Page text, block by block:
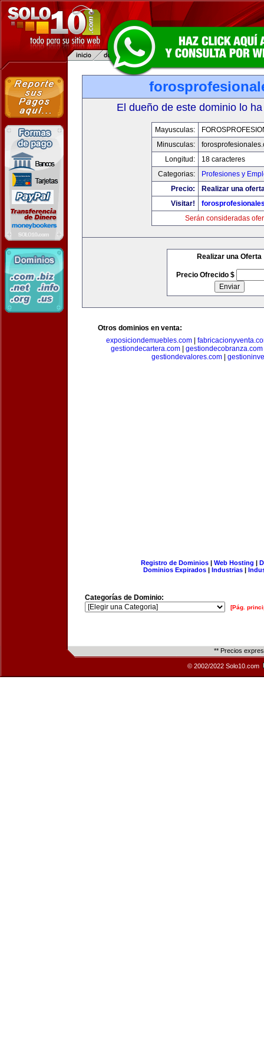
El dueño de este dominio lo
Mayusculas:
Minusculas:
Longitud:
18 caracteres
Categorias:
Profesiones y
Precio:
Realizar una
Visitar!
Serán consideradas
Realizar una Oferta
Precio Ofrecido $
Otros dominios en venta:
exposiciondemuebles.com|
gestiondecartera.com| gestiondecobranza.com
gestiondevalores.com
Registro de Dominios| Web Hosting |
Dominios Expirados | Industrias |
Categorías de Dominio:
[Pág.
** Precios
© 2002/2022 Solo10.com